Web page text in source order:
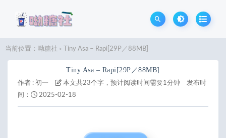
当前位置： 呦糖社 > Tiny Asa – Rapi[29P／88MB]
Tiny Asa – Rapi[29P／88MB]
作者 : 初一 本文共23个字，预计阅读时间需要1分钟
发布时
间：
2025-02-18